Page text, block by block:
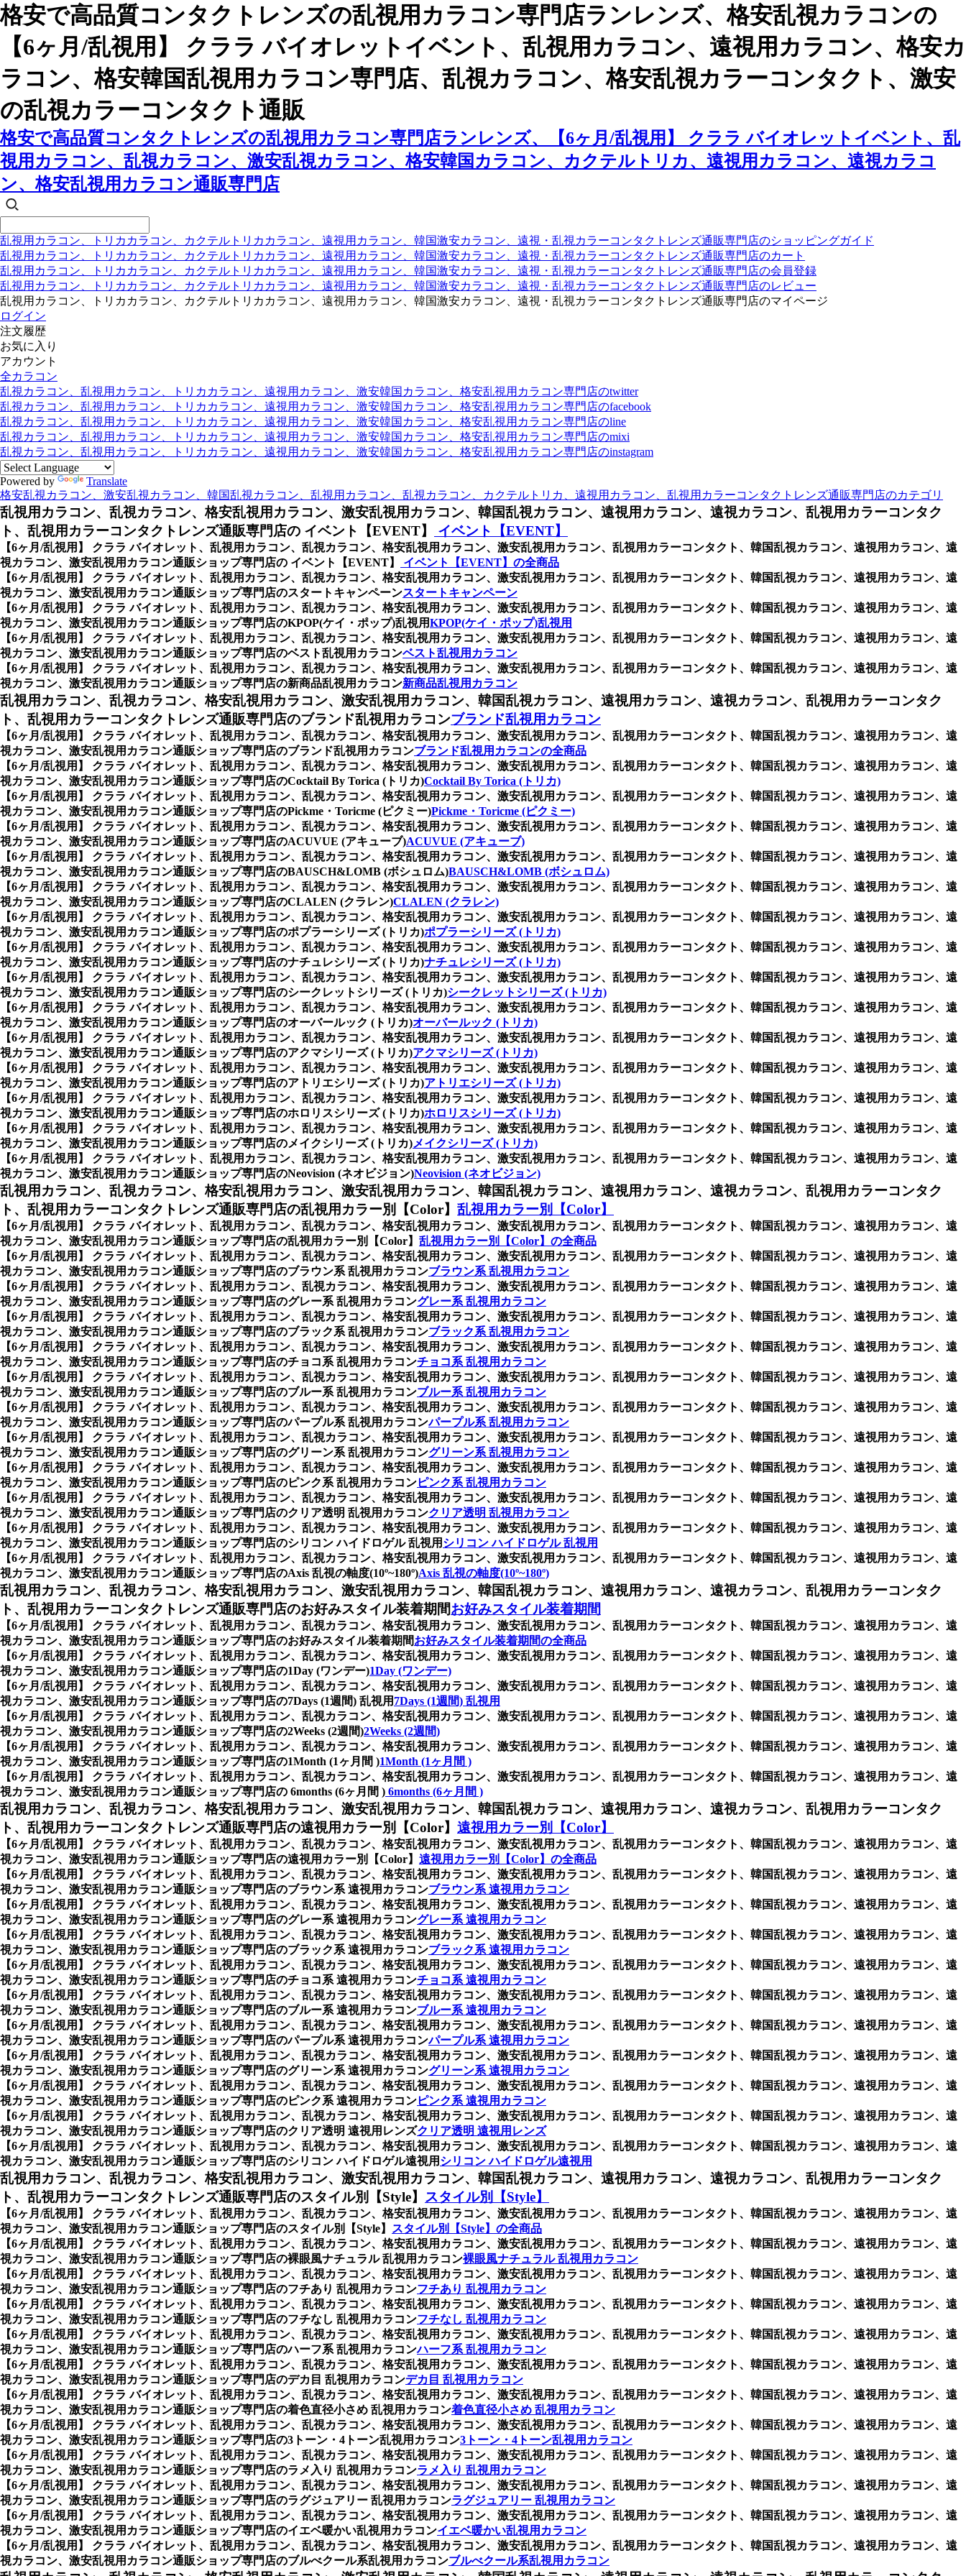
格安で高品質コンタクトレンズの乱視用カラコン専門店ランレンズ、格安乱視カラコンの
【6ヶ月/乱視用】 クララ バイオレットイベント、乱視用カラコン、遠視用カラコン、格安カ
ラコン、格安韓国乱視用カラコン専門店、乱視カラコン、格安乱視カラーコンタクト、激安
の乱視カラーコンタクト通販
格安で高品質コンタクトレンズの乱視用カラコン専門店ランレンズ、【6ヶ月/乱視用】 クララ バイオレットイベント、乱
視用カラコン、乱視カラコン、激安乱視カラコン、格安韓国カラコン、カクテルトリカ、遠視用カラコン、遠視カラコ
ン、格安乱視用カラコン通販専門店
乱視用カラコン、トリカカラコン、カクテルトリカカラコン、遠視用カラコン、韓国激安カラコン、遠視・乱視カラーコンタクトレンズ通販専門店のショッピングガイド
乱視用カラコン、トリカカラコン、カクテルトリカカラコン、遠視用カラコン、韓国激安カラコン、遠視・乱視カラーコンタクトレンズ通販専門店のカート
乱視用カラコン、トリカカラコン、カクテルトリカカラコン、遠視用カラコン、韓国激安カラコン、遠視・乱視カラーコンタクトレンズ通販専門店の会員登録
乱視用カラコン、トリカカラコン、カクテルトリカカラコン、遠視用カラコン、韓国激安カラコン、遠視・乱視カラーコンタクトレンズ通販専門店のレビュー
乱視用カラコン、トリカカラコン、カクテルトリカカラコン、遠視用カラコン、韓国激安カラコン、遠視・乱視カラーコンタクトレンズ通販専門店のマイページ
ログイン
注文履歴
お気に入り
アカウント
全カラコン
乱視カラコン、乱視用カラコン、トリカカラコン、遠視用カラコン、激安韓国カラコン、格安乱視用カラコン専門店のtwitter
乱視カラコン、乱視用カラコン、トリカカラコン、遠視用カラコン、激安韓国カラコン、格安乱視用カラコン専門店のfacebook
乱視カラコン、乱視用カラコン、トリカカラコン、遠視用カラコン、激安韓国カラコン、格安乱視用カラコン専門店のline
乱視カラコン、乱視用カラコン、トリカカラコン、遠視用カラコン、激安韓国カラコン、格安乱視用カラコン専門店のmixi
乱視カラコン、乱視用カラコン、トリカカラコン、遠視用カラコン、激安韓国カラコン、格安乱視用カラコン専門店のinstagram
Powered by
Translate
格安乱視カラコン、激安乱視カラコン、韓国乱視カラコン、乱視用カラコン、乱視カラコン、カクテルトリカ、遠視用カラコン、乱視用カラーコンタクトレンズ通販専門店のカテゴリ
乱視用カラコン、乱視カラコン、格安乱視用カラコン、激安乱視用カラコン、韓国乱視カラコン、遠視用カラコン、遠視カラコン、乱視用カラーコンタク
ト、乱視用カラーコンタクトレンズ通販専門店の イベント【EVENT】
イベント【EVENT】
【6ヶ月/乱視用】 クララ バイオレット、乱視用カラコン、乱視カラコン、格安乱視用カラコン、激安乱視用カラコン、乱視用カラーコンタクト、韓国乱視カラコン、遠視用カラコン、遠
視カラコン、激安乱視用カラコン通販ショップ専門店の イベント【EVENT】
イベント【EVENT】の全商品
【6ヶ月/乱視用】 クララ バイオレット、乱視用カラコン、乱視カラコン、格安乱視用カラコン、激安乱視用カラコン、乱視用カラーコンタクト、韓国乱視カラコン、遠視用カラコン、遠
視カラコン、激安乱視用カラコン通販ショップ専門店のスタートキャンペーンスタートキャンペーン
【6ヶ月/乱視用】 クララ バイオレット、乱視用カラコン、乱視カラコン、格安乱視用カラコン、激安乱視用カラコン、乱視用カラーコンタクト、韓国乱視カラコン、遠視用カラコン、遠
視カラコン、激安乱視用カラコン通販ショップ専門店のKPOP(ケイ・ポップ)乱視用KPOP(ケイ・ポップ)乱視用
【6ヶ月/乱視用】 クララ バイオレット、乱視用カラコン、乱視カラコン、格安乱視用カラコン、激安乱視用カラコン、乱視用カラーコンタクト、韓国乱視カラコン、遠視用カラコン、遠
視カラコン、激安乱視用カラコン通販ショップ専門店のベスト乱視用カラコンベスト乱視用カラコン
【6ヶ月/乱視用】 クララ バイオレット、乱視用カラコン、乱視カラコン、格安乱視用カラコン、激安乱視用カラコン、乱視用カラーコンタクト、韓国乱視カラコン、遠視用カラコン、遠
視カラコン、激安乱視用カラコン通販ショップ専門店の新商品乱視用カラコン新商品乱視用カラコン
乱視用カラコン、乱視カラコン、格安乱視用カラコン、激安乱視用カラコン、韓国乱視カラコン、遠視用カラコン、遠視カラコン、乱視用カラーコンタク
ト、乱視用カラーコンタクトレンズ通販専門店のブランド乱視用カラコンブランド乱視用カラコン
【6ヶ月/乱視用】 クララ バイオレット、乱視用カラコン、乱視カラコン、格安乱視用カラコン、激安乱視用カラコン、乱視用カラーコンタクト、韓国乱視カラコン、遠視用カラコン、遠
視カラコン、激安乱視用カラコン通販ショップ専門店のブランド乱視用カラコンブランド乱視用カラコンの全商品
【6ヶ月/乱視用】 クララ バイオレット、乱視用カラコン、乱視カラコン、格安乱視用カラコン、激安乱視用カラコン、乱視用カラーコンタクト、韓国乱視カラコン、遠視用カラコン、遠
視カラコン、激安乱視用カラコン通販ショップ専門店のCocktail By Torica (トリカ)Cocktail By Torica (トリカ)
【6ヶ月/乱視用】 クララ バイオレット、乱視用カラコン、乱視カラコン、格安乱視用カラコン、激安乱視用カラコン、乱視用カラーコンタクト、韓国乱視カラコン、遠視用カラコン、遠
視カラコン、激安乱視用カラコン通販ショップ専門店のPickme・Toricme (ピクミー)Pickme・Toricme (ピクミー)
【6ヶ月/乱視用】 クララ バイオレット、乱視用カラコン、乱視カラコン、格安乱視用カラコン、激安乱視用カラコン、乱視用カラーコンタクト、韓国乱視カラコン、遠視用カラコン、遠
視カラコン、激安乱視用カラコン通販ショップ専門店のACUVUE (アキューブ)ACUVUE (アキューブ)
【6ヶ月/乱視用】 クララ バイオレット、乱視用カラコン、乱視カラコン、格安乱視用カラコン、激安乱視用カラコン、乱視用カラーコンタクト、韓国乱視カラコン、遠視用カラコン、遠
視カラコン、激安乱視用カラコン通販ショップ専門店のBAUSCH&LOMB (ボシュロム)BAUSCH&LOMB (ボシュロム)
【6ヶ月/乱視用】 クララ バイオレット、乱視用カラコン、乱視カラコン、格安乱視用カラコン、激安乱視用カラコン、乱視用カラーコンタクト、韓国乱視カラコン、遠視用カラコン、遠
視カラコン、激安乱視用カラコン通販ショップ専門店のCLALEN (クラレン)CLALEN (クラレン)
【6ヶ月/乱視用】 クララ バイオレット、乱視用カラコン、乱視カラコン、格安乱視用カラコン、激安乱視用カラコン、乱視用カラーコンタクト、韓国乱視カラコン、遠視用カラコン、遠
視カラコン、激安乱視用カラコン通販ショップ専門店のポプラーシリーズ (トリカ)ポプラーシリーズ (トリカ)
【6ヶ月/乱視用】 クララ バイオレット、乱視用カラコン、乱視カラコン、格安乱視用カラコン、激安乱視用カラコン、乱視用カラーコンタクト、韓国乱視カラコン、遠視用カラコン、遠
視カラコン、激安乱視用カラコン通販ショップ専門店のナチュレシリーズ (トリカ)ナチュレシリーズ (トリカ)
【6ヶ月/乱視用】 クララ バイオレット、乱視用カラコン、乱視カラコン、格安乱視用カラコン、激安乱視用カラコン、乱視用カラーコンタクト、韓国乱視カラコン、遠視用カラコン、遠
視カラコン、激安乱視用カラコン通販ショップ専門店のシークレットシリーズ (トリカ)シークレットシリーズ (トリカ)
【6ヶ月/乱視用】 クララ バイオレット、乱視用カラコン、乱視カラコン、格安乱視用カラコン、激安乱視用カラコン、乱視用カラーコンタクト、韓国乱視カラコン、遠視用カラコン、遠
視カラコン、激安乱視用カラコン通販ショップ専門店のオーバールック (トリカ)オーバールック (トリカ)
【6ヶ月/乱視用】 クララ バイオレット、乱視用カラコン、乱視カラコン、格安乱視用カラコン、激安乱視用カラコン、乱視用カラーコンタクト、韓国乱視カラコン、遠視用カラコン、遠
視カラコン、激安乱視用カラコン通販ショップ専門店のアクマシリーズ (トリカ)アクマシリーズ (トリカ)
【6ヶ月/乱視用】 クララ バイオレット、乱視用カラコン、乱視カラコン、格安乱視用カラコン、激安乱視用カラコン、乱視用カラーコンタクト、韓国乱視カラコン、遠視用カラコン、遠
視カラコン、激安乱視用カラコン通販ショップ専門店のアトリエシリーズ (トリカ)アトリエシリーズ (トリカ)
【6ヶ月/乱視用】 クララ バイオレット、乱視用カラコン、乱視カラコン、格安乱視用カラコン、激安乱視用カラコン、乱視用カラーコンタクト、韓国乱視カラコン、遠視用カラコン、遠
視カラコン、激安乱視用カラコン通販ショップ専門店のホロリスシリーズ (トリカ)ホロリスシリーズ (トリカ)
【6ヶ月/乱視用】 クララ バイオレット、乱視用カラコン、乱視カラコン、格安乱視用カラコン、激安乱視用カラコン、乱視用カラーコンタクト、韓国乱視カラコン、遠視用カラコン、遠
視カラコン、激安乱視用カラコン通販ショップ専門店のメイクシリーズ (トリカ)メイクシリーズ (トリカ)
【6ヶ月/乱視用】 クララ バイオレット、乱視用カラコン、乱視カラコン、格安乱視用カラコン、激安乱視用カラコン、乱視用カラーコンタクト、韓国乱視カラコン、遠視用カラコン、遠
視カラコン、激安乱視用カラコン通販ショップ専門店のNeovision (ネオビジョン)Neovision (ネオビジョン)
乱視用カラコン、乱視カラコン、格安乱視用カラコン、激安乱視用カラコン、韓国乱視カラコン、遠視用カラコン、遠視カラコン、乱視用カラーコンタク
ト、乱視用カラーコンタクトレンズ通販専門店の乱視用カラー別【Color】 乱視用カラー別【Color】
【6ヶ月/乱視用】 クララ バイオレット、乱視用カラコン、乱視カラコン、格安乱視用カラコン、激安乱視用カラコン、乱視用カラーコンタクト、韓国乱視カラコン、遠視用カラコン、遠
視カラコン、激安乱視用カラコン通販ショップ専門店の乱視用カラー別【Color】 乱視用カラー別【Color】の全商品
【6ヶ月/乱視用】 クララ バイオレット、乱視用カラコン、乱視カラコン、格安乱視用カラコン、激安乱視用カラコン、乱視用カラーコンタクト、韓国乱視カラコン、遠視用カラコン、遠
視カラコン、激安乱視用カラコン通販ショップ専門店のブラウン系 乱視用カラコンブラウン系 乱視用カラコン
【6ヶ月/乱視用】 クララ バイオレット、乱視用カラコン、乱視カラコン、格安乱視用カラコン、激安乱視用カラコン、乱視用カラーコンタクト、韓国乱視カラコン、遠視用カラコン、遠
視カラコン、激安乱視用カラコン通販ショップ専門店のグレー系 乱視用カラコングレー系 乱視用カラコン
【6ヶ月/乱視用】 クララ バイオレット、乱視用カラコン、乱視カラコン、格安乱視用カラコン、激安乱視用カラコン、乱視用カラーコンタクト、韓国乱視カラコン、遠視用カラコン、遠
視カラコン、激安乱視用カラコン通販ショップ専門店のブラック系 乱視用カラコンブラック系 乱視用カラコン
【6ヶ月/乱視用】 クララ バイオレット、乱視用カラコン、乱視カラコン、格安乱視用カラコン、激安乱視用カラコン、乱視用カラーコンタクト、韓国乱視カラコン、遠視用カラコン、遠
視カラコン、激安乱視用カラコン通販ショップ専門店のチョコ系 乱視用カラコンチョコ系 乱視用カラコン
【6ヶ月/乱視用】 クララ バイオレット、乱視用カラコン、乱視カラコン、格安乱視用カラコン、激安乱視用カラコン、乱視用カラーコンタクト、韓国乱視カラコン、遠視用カラコン、遠
視カラコン、激安乱視用カラコン通販ショップ専門店のブルー系 乱視用カラコンブルー系 乱視用カラコン
【6ヶ月/乱視用】 クララ バイオレット、乱視用カラコン、乱視カラコン、格安乱視用カラコン、激安乱視用カラコン、乱視用カラーコンタクト、韓国乱視カラコン、遠視用カラコン、遠
視カラコン、激安乱視用カラコン通販ショップ専門店のパープル系 乱視用カラコンパープル系 乱視用カラコン
【6ヶ月/乱視用】 クララ バイオレット、乱視用カラコン、乱視カラコン、格安乱視用カラコン、激安乱視用カラコン、乱視用カラーコンタクト、韓国乱視カラコン、遠視用カラコン、遠
視カラコン、激安乱視用カラコン通販ショップ専門店のグリーン系 乱視用カラコングリーン系 乱視用カラコン
【6ヶ月/乱視用】 クララ バイオレット、乱視用カラコン、乱視カラコン、格安乱視用カラコン、激安乱視用カラコン、乱視用カラーコンタクト、韓国乱視カラコン、遠視用カラコン、遠
視カラコン、激安乱視用カラコン通販ショップ専門店のピンク系 乱視用カラコンピンク系 乱視用カラコン
【6ヶ月/乱視用】 クララ バイオレット、乱視用カラコン、乱視カラコン、格安乱視用カラコン、激安乱視用カラコン、乱視用カラーコンタクト、韓国乱視カラコン、遠視用カラコン、遠
視カラコン、激安乱視用カラコン通販ショップ専門店のクリア透明 乱視用カラコンクリア透明 乱視用カラコン
【6ヶ月/乱視用】 クララ バイオレット、乱視用カラコン、乱視カラコン、格安乱視用カラコン、激安乱視用カラコン、乱視用カラーコンタクト、韓国乱視カラコン、遠視用カラコン、遠
視カラコン、激安乱視用カラコン通販ショップ専門店のシリコン ハイドロゲル 乱視用 シリコン ハイドロゲル 乱視用
【6ヶ月/乱視用】 クララ バイオレット、乱視用カラコン、乱視カラコン、格安乱視用カラコン、激安乱視用カラコン、乱視用カラーコンタクト、韓国乱視カラコン、遠視用カラコン、遠
視カラコン、激安乱視用カラコン通販ショップ専門店のAxis 乱視の軸度(10º~180º)Axis 乱視の軸度(10º~180º)
乱視用カラコン、乱視カラコン、格安乱視用カラコン、激安乱視用カラコン、韓国乱視カラコン、遠視用カラコン、遠視カラコン、乱視用カラーコンタク
ト、乱視用カラーコンタクトレンズ通販専門店のお好みスタイル装着期間お好みスタイル装着期間
【6ヶ月/乱視用】 クララ バイオレット、乱視用カラコン、乱視カラコン、格安乱視用カラコン、激安乱視用カラコン、乱視用カラーコンタクト、韓国乱視カラコン、遠視用カラコン、遠
視カラコン、激安乱視用カラコン通販ショップ専門店のお好みスタイル装着期間お好みスタイル装着期間の全商品
【6ヶ月/乱視用】 クララ バイオレット、乱視用カラコン、乱視カラコン、格安乱視用カラコン、激安乱視用カラコン、乱視用カラーコンタクト、韓国乱視カラコン、遠視用カラコン、遠
視カラコン、激安乱視用カラコン通販ショップ専門店の1Day (ワンデー)1Day (ワンデー)
【6ヶ月/乱視用】 クララ バイオレット、乱視用カラコン、乱視カラコン、格安乱視用カラコン、激安乱視用カラコン、乱視用カラーコンタクト、韓国乱視カラコン、遠視用カラコン、遠
視カラコン、激安乱視用カラコン通販ショップ専門店の7Days (1週間) 乱視用 7Days (1週間) 乱視用
【6ヶ月/乱視用】 クララ バイオレット、乱視用カラコン、乱視カラコン、格安乱視用カラコン、激安乱視用カラコン、乱視用カラーコンタクト、韓国乱視カラコン、遠視用カラコン、遠
視カラコン、激安乱視用カラコン通販ショップ専門店の2Weeks (2週間)2Weeks (2週間)
【6ヶ月/乱視用】 クララ バイオレット、乱視用カラコン、乱視カラコン、格安乱視用カラコン、激安乱視用カラコン、乱視用カラーコンタクト、韓国乱視カラコン、遠視用カラコン、遠
視カラコン、激安乱視用カラコン通販ショップ専門店の1Month (1ヶ月間 )1Month (1ヶ月間 )
【6ヶ月/乱視用】 クララ バイオレット、乱視用カラコン、乱視カラコン、格安乱視用カラコン、激安乱視用カラコン、乱視用カラーコンタクト、韓国乱視カラコン、遠視用カラコン、遠
視カラコン、激安乱視用カラコン通販ショップ専門店の 6months (6ヶ月間 ) 6months (6ヶ月間 )
乱視用カラコン、乱視カラコン、格安乱視用カラコン、激安乱視用カラコン、韓国乱視カラコン、遠視用カラコン、遠視カラコン、乱視用カラーコンタク
ト、乱視用カラーコンタクトレンズ通販専門店の遠視用カラー別【Color】 遠視用カラー別【Color】
【6ヶ月/乱視用】 クララ バイオレット、乱視用カラコン、乱視カラコン、格安乱視用カラコン、激安乱視用カラコン、乱視用カラーコンタクト、韓国乱視カラコン、遠視用カラコン、遠
視カラコン、激安乱視用カラコン通販ショップ専門店の遠視用カラー別【Color】 遠視用カラー別【Color】の全商品
【6ヶ月/乱視用】 クララ バイオレット、乱視用カラコン、乱視カラコン、格安乱視用カラコン、激安乱視用カラコン、乱視用カラーコンタクト、韓国乱視カラコン、遠視用カラコン、遠
視カラコン、激安乱視用カラコン通販ショップ専門店のブラウン系 遠視用カラコンブラウン系 遠視用カラコン
【6ヶ月/乱視用】 クララ バイオレット、乱視用カラコン、乱視カラコン、格安乱視用カラコン、激安乱視用カラコン、乱視用カラーコンタクト、韓国乱視カラコン、遠視用カラコン、遠
視カラコン、激安乱視用カラコン通販ショップ専門店のグレー系 遠視用カラコングレー系 遠視用カラコン
【6ヶ月/乱視用】 クララ バイオレット、乱視用カラコン、乱視カラコン、格安乱視用カラコン、激安乱視用カラコン、乱視用カラーコンタクト、韓国乱視カラコン、遠視用カラコン、遠
視カラコン、激安乱視用カラコン通販ショップ専門店のブラック系 遠視用カラコンブラック系 遠視用カラコン
【6ヶ月/乱視用】 クララ バイオレット、乱視用カラコン、乱視カラコン、格安乱視用カラコン、激安乱視用カラコン、乱視用カラーコンタクト、韓国乱視カラコン、遠視用カラコン、遠
視カラコン、激安乱視用カラコン通販ショップ専門店のチョコ系 遠視用カラコンチョコ系 遠視用カラコン
【6ヶ月/乱視用】 クララ バイオレット、乱視用カラコン、乱視カラコン、格安乱視用カラコン、激安乱視用カラコン、乱視用カラーコンタクト、韓国乱視カラコン、遠視用カラコン、遠
視カラコン、激安乱視用カラコン通販ショップ専門店のブルー系 遠視用カラコンブルー系 遠視用カラコン
【6ヶ月/乱視用】 クララ バイオレット、乱視用カラコン、乱視カラコン、格安乱視用カラコン、激安乱視用カラコン、乱視用カラーコンタクト、韓国乱視カラコン、遠視用カラコン、遠
視カラコン、激安乱視用カラコン通販ショップ専門店のパープル系 遠視用カラコンパープル系 遠視用カラコン
【6ヶ月/乱視用】 クララ バイオレット、乱視用カラコン、乱視カラコン、格安乱視用カラコン、激安乱視用カラコン、乱視用カラーコンタクト、韓国乱視カラコン、遠視用カラコン、遠
視カラコン、激安乱視用カラコン通販ショップ専門店のグリーン系 遠視用カラコングリーン系 遠視用カラコン
【6ヶ月/乱視用】 クララ バイオレット、乱視用カラコン、乱視カラコン、格安乱視用カラコン、激安乱視用カラコン、乱視用カラーコンタクト、韓国乱視カラコン、遠視用カラコン、遠
視カラコン、激安乱視用カラコン通販ショップ専門店のピンク系 遠視用カラコンピンク系 遠視用カラコン
【6ヶ月/乱視用】 クララ バイオレット、乱視用カラコン、乱視カラコン、格安乱視用カラコン、激安乱視用カラコン、乱視用カラーコンタクト、韓国乱視カラコン、遠視用カラコン、遠
視カラコン、激安乱視用カラコン通販ショップ専門店のクリア透明 遠視用レンズクリア透明 遠視用レンズ
【6ヶ月/乱視用】 クララ バイオレット、乱視用カラコン、乱視カラコン、格安乱視用カラコン、激安乱視用カラコン、乱視用カラーコンタクト、韓国乱視カラコン、遠視用カラコン、遠
視カラコン、激安乱視用カラコン通販ショップ専門店のシリコン ハイドロゲル遠視用 シリコン ハイドロゲル遠視用
乱視用カラコン、乱視カラコン、格安乱視用カラコン、激安乱視用カラコン、韓国乱視カラコン、遠視用カラコン、遠視カラコン、乱視用カラーコンタク
ト、乱視用カラーコンタクトレンズ通販専門店のスタイル別【Style】 スタイル別【Style】
【6ヶ月/乱視用】 クララ バイオレット、乱視用カラコン、乱視カラコン、格安乱視用カラコン、激安乱視用カラコン、乱視用カラーコンタクト、韓国乱視カラコン、遠視用カラコン、遠
視カラコン、激安乱視用カラコン通販ショップ専門店のスタイル別【Style】
スタイル別【Style】の全商品
【6ヶ月/乱視用】 クララ バイオレット、乱視用カラコン、乱視カラコン、格安乱視用カラコン、激安乱視用カラコン、乱視用カラーコンタクト、韓国乱視カラコン、遠視用カラコン、遠
視カラコン、激安乱視用カラコン通販ショップ専門店の裸眼風ナチュラル 乱視用カラコン裸眼風ナチュラル 乱視用カラコン
【6ヶ月/乱視用】 クララ バイオレット、乱視用カラコン、乱視カラコン、格安乱視用カラコン、激安乱視用カラコン、乱視用カラーコンタクト、韓国乱視カラコン、遠視用カラコン、遠
視カラコン、激安乱視用カラコン通販ショップ専門店のフチあり 乱視用カラコンフチあり 乱視用カラコン
【6ヶ月/乱視用】 クララ バイオレット、乱視用カラコン、乱視カラコン、格安乱視用カラコン、激安乱視用カラコン、乱視用カラーコンタクト、韓国乱視カラコン、遠視用カラコン、遠
視カラコン、激安乱視用カラコン通販ショップ専門店のフチなし 乱視用カラコンフチなし 乱視用カラコン
【6ヶ月/乱視用】 クララ バイオレット、乱視用カラコン、乱視カラコン、格安乱視用カラコン、激安乱視用カラコン、乱視用カラーコンタクト、韓国乱視カラコン、遠視用カラコン、遠
視カラコン、激安乱視用カラコン通販ショップ専門店のハーフ系 乱視用カラコンハーフ系 乱視用カラコン
【6ヶ月/乱視用】 クララ バイオレット、乱視用カラコン、乱視カラコン、格安乱視用カラコン、激安乱視用カラコン、乱視用カラーコンタクト、韓国乱視カラコン、遠視用カラコン、遠
視カラコン、激安乱視用カラコン通販ショップ専門店のデカ目 乱視用カラコンデカ目 乱視用カラコン
【6ヶ月/乱視用】 クララ バイオレット、乱視用カラコン、乱視カラコン、格安乱視用カラコン、激安乱視用カラコン、乱視用カラーコンタクト、韓国乱視カラコン、遠視用カラコン、遠
視カラコン、激安乱視用カラコン通販ショップ専門店の着色直径小さめ 乱視用カラコン着色直径小さめ 乱視用カラコン
【6ヶ月/乱視用】 クララ バイオレット、乱視用カラコン、乱視カラコン、格安乱視用カラコン、激安乱視用カラコン、乱視用カラーコンタクト、韓国乱視カラコン、遠視用カラコン、遠
視カラコン、激安乱視用カラコン通販ショップ専門店の3トーン・4トーン乱視用カラコン3トーン・4トーン乱視用カラコン
【6ヶ月/乱視用】 クララ バイオレット、乱視用カラコン、乱視カラコン、格安乱視用カラコン、激安乱視用カラコン、乱視用カラーコンタクト、韓国乱視カラコン、遠視用カラコン、遠
視カラコン、激安乱視用カラコン通販ショップ専門店のラメ入り 乱視用カラコンラメ入り 乱視用カラコン
【6ヶ月/乱視用】 クララ バイオレット、乱視用カラコン、乱視カラコン、格安乱視用カラコン、激安乱視用カラコン、乱視用カラーコンタクト、韓国乱視カラコン、遠視用カラコン、遠
視カラコン、激安乱視用カラコン通販ショップ専門店のラグジュアリー 乱視用カラコンラグジュアリー 乱視用カラコン
【6ヶ月/乱視用】 クララ バイオレット、乱視用カラコン、乱視カラコン、格安乱視用カラコン、激安乱視用カラコン、乱視用カラーコンタクト、韓国乱視カラコン、遠視用カラコン、遠
視カラコン、激安乱視用カラコン通販ショップ専門店のイエベ暖かい乱視用カラコンイエベ暖かい乱視用カラコン
【6ヶ月/乱視用】 クララ バイオレット、乱視用カラコン、乱視カラコン、格安乱視用カラコン、激安乱視用カラコン、乱視用カラーコンタクト、韓国乱視カラコン、遠視用カラコン、遠
視カラコン、激安乱視用カラコン通販ショップ専門店のブルべクール系乱視用カラコンブルべクール系乱視用カラコン